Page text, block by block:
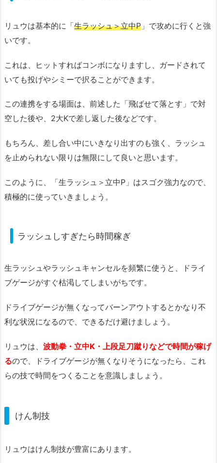
リュウは基本的に「生ラッシュ＞立中P 」で攻めに行くと強
いです。
これは、ヒットすればコンボになりますし、ガードされて
いても投げやシミーで択ることができます。
この連携をする場面は、前述した「飛ばせて落とす」で対
空した後や、2大Kで差し返した後などです。
もちろん、差し合い中にいきなり出すのも強く、ラッシュ
を止められない限りは無限にして良いと思います。
このように、「生ラッシュ＞立中P」はスゴク強力なので、
積極的に使っていきましょう。
ラッシュしすぎたら時間稼ぎ
生ラッシュやラッシュキャンセルを頻繁に使うと、ドライ
ブゲージがすぐ枯渇してしまいがちです。
ドライブゲージが無くなってバーンアウトするとかなり不
利な状況になるので、できるだけ避けましょう。
リュウは、 波動拳・立中K・上段足刀蹴りなどで時間が稼げ
るので、ドライブゲージが無くなりそうになったら、これ
らの技で時間をつくることを意識しましょう。
けん制技
リュウはけん制技が豊富にあります。